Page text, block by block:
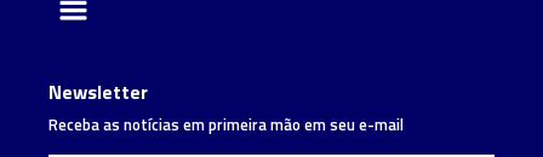
Newsletter
Receba as notícias em primeira mão em seu e-mail